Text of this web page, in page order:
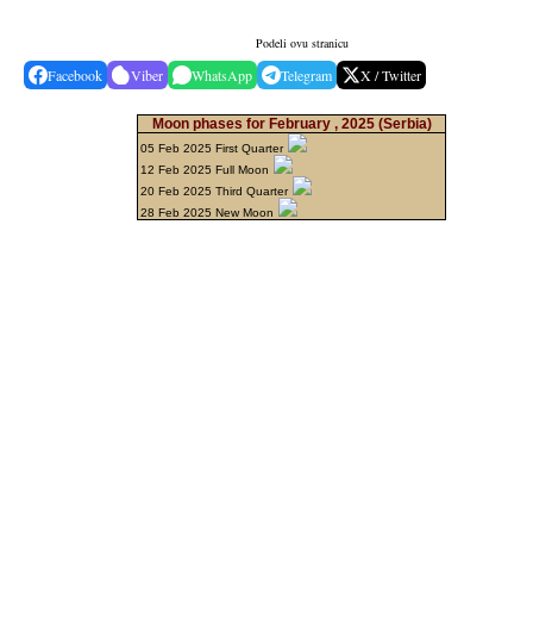
Podeli ovu stranicu
Facebook Viber WhatsApp Telegram X / Twitter
Moon phases for February , 2025 (Serbia)
05 Feb 2025 First Quarter
12 Feb 2025 Full Moon
20 Feb 2025 Third Quarter
28 Feb 2025 New Moon